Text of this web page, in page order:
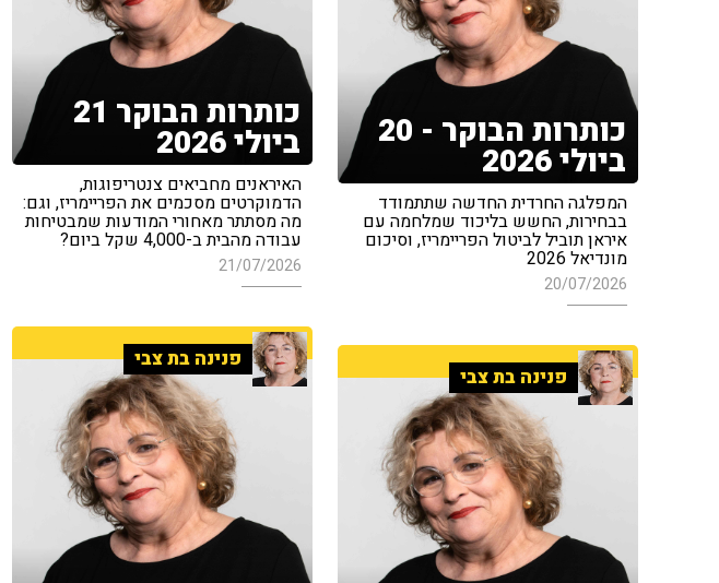
כותרות הבוקר 21
ביולי 2026
האיראנים מחביאים צנטריפוגות,
הדמוקרטים מסכמים את הפריימריז, וגם:
מה מסתתר מאחורי המודעות שמבטיחות
עבודה מהבית ב-4,000 שקל ביום?
21/07/2026
כותרות הבוקר - 20
ביולי 2026
המפלגה החרדית החדשה שתתמודד
בבחירות, החשש בליכוד שמלחמה עם
איראן תוביל לביטול הפריימריז, וסיכום
מונדיאל 2026
20/07/2026
פנינה בת צבי
פנינה בת צבי